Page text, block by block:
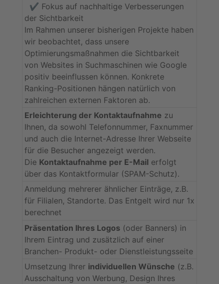
✔️ Fokus auf nachhaltige Verbesserungen
der Sichtbarkeit
Im Rahmen unserer bisherigen Projekte haben
wir beobachtet, dass unsere
Optimierungsmaßnahmen die Sichtbarkeit
von Websites in Suchmaschinen wie Google
positiv beeinflussen können. Konkrete
Ranking-Positionen hängen natürlich von
zahlreichen externen Faktoren ab.
Erleichterung der Kontaktaufnahme zu
Ihnen, da sowohl Telefonnummer, Faxnummer
und auch die Internet-Adresse Ihrer Webseite
für die Besucher angezeigt werden.
Die Kontaktaufnahme per E-Mail erfolgt
über das Kontaktformular (SPAM-Schutz).
Anmeldung mehrerer ähnlicher Einträge, z.B.
für Filialen, Standorte. Das Entgelt wird nur 1x
berechnet
Präsentation Ihres Logos (oder Banners) in
Ihrem Eintrag und zusätzlich auf einer
Branchen- Produkt- oder Dienstleistungsseite
Umsetzung Ihrer individuellen Wünsche (z.B.
Ausschaltung von Werbung, Design Ihres